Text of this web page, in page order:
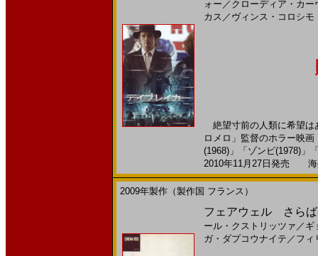
ォー ／ クローディア・カー
カス ／ ヴィンス・コロシモ
絶望寸前の人類に希望は
ロメロ」監督のホラー映
(1968)」「ゾンビ(1978)」
2010年11月27日発売 海
2009年製作（製作国 フランス）
フェアウェル さらば
ール・クストリッツァ ／ ギ
ガ・ダプコウナイテ ／ フィ